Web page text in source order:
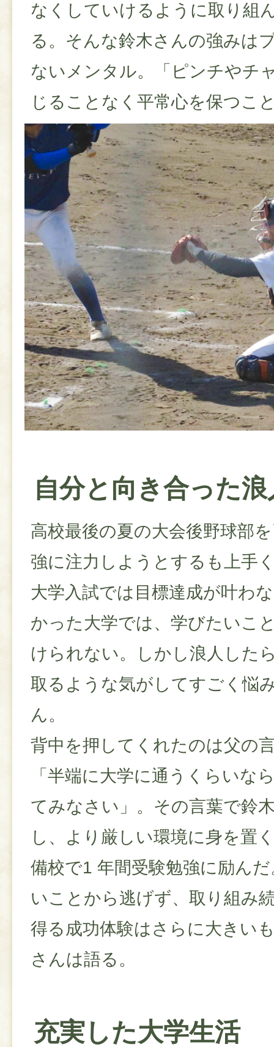
なくしていけるように取り組
る。そんな鈴木さんの強みは
ないメンタル。「ピンチやチ
じることなく平常心を保つこ
自分と向き合った
高校最後の夏の大会後野球部
強に注力しようとするも上手
大学入試では目標達成が叶わ
かった大学では、学びたいこ
けられない。しかし浪人した
取るような気がしてすごく悩
ん。
背中を押してくれたのは父の
「半端に大学に通うくらいな
てみなさい」。その言葉で鈴
し、より厳しい環境に身を置
備校で1 年間受験勉強に励ん
いことから逃げず、取り組み
得る成功体験はさらに大きい
さんは語る。
充実した大学生活